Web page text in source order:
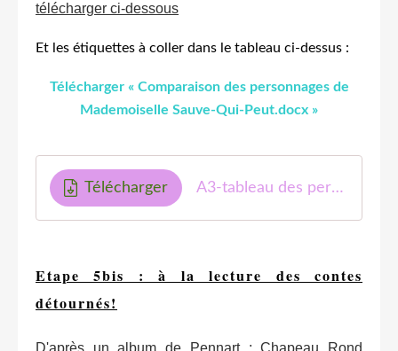
télécharger ci-dessous
Et les étiquettes à coller dans le tableau ci-dessus :
Télécharger « Comparaison des personnages de
Mademoiselle Sauve-Qui-Peut.docx »
Télécharger A3-tableau des personnages-comparaison-étiquettes-MF
Etape 5bis : à la lecture des contes
détournés!
D'après un album de Pennart : Chapeau Rond